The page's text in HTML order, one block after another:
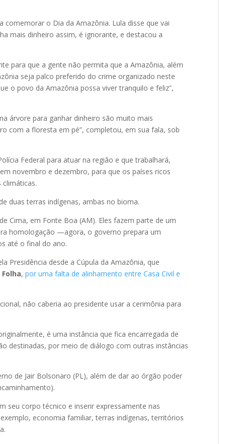
o Dia da Amazônia. Lula disse que vai
mais dinheiro assim, é ignorante, e destacou a
para que a gente não permita que a Amazônia, além
seja palco preferido do crime organizado neste
o povo da Amazônia possa viver tranquilo e feliz”,
árvore para ganhar dinheiro são muito mais
com a floresta em pé”, completou, em sua fala, sob
Federal para atuar na região e que trabalhará,
novembro e dezembro, para que os países ricos
duas terras indígenas, ambas no bioma.
Cima, em Fonte Boa (AM). Eles fazem parte de um
homologação —agora, o governo prepara um
até o final do ano.
Presidência desde a Cúpula da Amazônia, que
Folha,por uma falta de alinhamento entre Casa Civil e
não caberia ao presidente usar a cerimônia para
é uma instância que fica encarregada de
destinadas, por meio de diálogo com outras instâncias
de Jair Bolsonaro (PL), além de dar ao órgão poder
seu corpo técnico e inserir expressamente nas
economia familiar, terras indígenas, territórios